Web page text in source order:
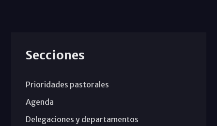
Secciones
Prioridades pastorales
Agenda
Delegaciones y departamentos